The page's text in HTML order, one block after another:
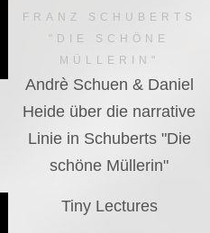
FRANZ SCHUBERTS
"DIE SCHÖNE
MÜLLERIN"
Andrè Schuen & Daniel
Heide über die narrative
Linie in Schuberts "Die
schöne Müllerin"
Tiny Lectures